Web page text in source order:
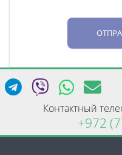
Контактный
+972